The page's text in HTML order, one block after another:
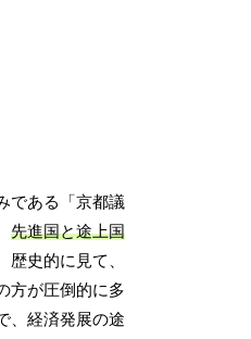
である「京都議
先進国と途上国
歴史的に見て、
方が圧倒的に多
、経済発展の途